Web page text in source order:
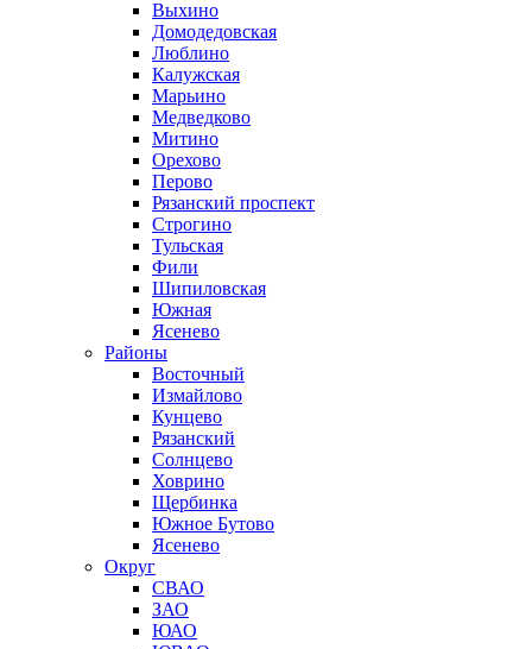
Выхино
Домодедовская
Люблино
Калужская
Марьино
Медведково
Митино
Орехово
Перово
Рязанский проспект
Строгино
Тульская
Фили
Шипиловская
Южная
Ясенево
Районы
Восточный
Измайлово
Кунцево
Рязанский
Солнцево
Ховрино
Щербинка
Южное Бутово
Ясенево
Округ
СВАО
ЗАО
ЮАО